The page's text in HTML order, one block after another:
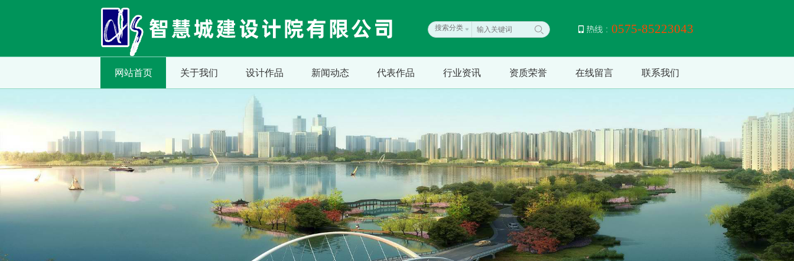
0575-85223043
搜索分类
网站首页 关于我们 设计作品 新闻动态 代表作品 行业资讯 资质荣誉 在线留言 联系我们